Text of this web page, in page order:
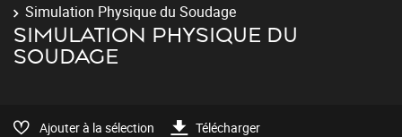
Simulation Physique du Soudage
SIMULATION PHYSIQUE DU
SOUDAGE
Ajouter à la sélection Télécharger